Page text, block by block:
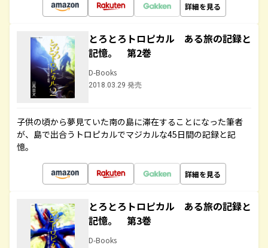
詳細を見る
とろとろトロピカル ある旅の記録と
記憶。 第2巻
D-Books
2018.03.29 発売
子供の頃から夢見ていた南の島に滞在することになった筆者
が、島で出合うトロピカルでマジカルな45日間の記録と記
憶。
詳細を見る
とろとろトロピカル ある旅の記録と
記憶。 第3巻
D-Books